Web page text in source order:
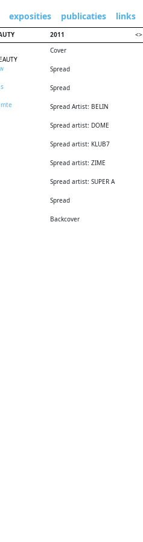
exposities publicaties links
2011 <>
Cover
Spread
Spread
Spread Artist: BELIN
Spread artist: DOME
Spread artist: KLUB7
Spread artist: ZIME
Spread artist: SUPER A
Spread
Backcover